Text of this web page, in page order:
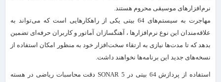
نرم‌افزارهای موسیقی محروم هستند.
مهاجرت به سیستم‌های 64 بیتی یکی از راهکارهایی است که می‌تواند به
علاقه‌مندان این نوع نرم‌افزارها ، آهنگسازان آماتور و کاربران حرفه‌ای تضمین
بدهد که تا مدت‌ها نیازی به ارتقاء سخت‌افزار خود به منظور امکان استفاده از
نسخه‌های جدید این برنامه‌ها نخواهند داشت.
استفاده از پردازش 64 بیتی در SONAR 5 دقت محاسبات ریاضی در هسته